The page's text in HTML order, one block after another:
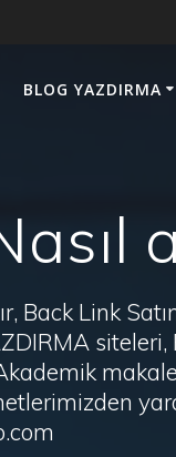
BLOG YAZDIRMA
Back Link